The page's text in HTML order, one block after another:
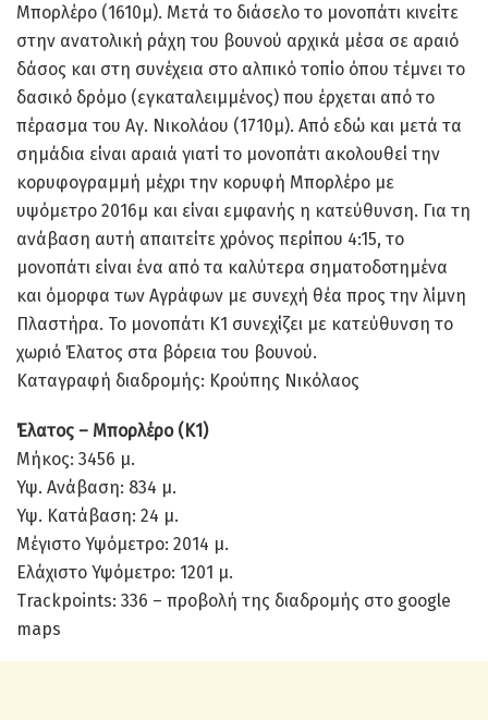
Μπορλέρο (1610μ). Μετά το διάσελο το μονοπάτι κινείτε
στην ανατολική ράχη του βουνού αρχικά μέσα σε αραιό
δάσος και στη συνέχεια στο αλπικό τοπίο όπου τέμνει το
δασικό δρόμο (εγκαταλειμμένος) που έρχεται από το
πέρασμα του Αγ. Νικολάου (1710μ). Από εδώ και μετά τα
σημάδια είναι αραιά γιατί το μονοπάτι ακολουθεί την
κορυφογραμμή μέχρι την κορυφή Μπορλέρο με
υψόμετρο 2016μ και είναι εμφανής η κατεύθυνση. Για τη
ανάβαση αυτή απαιτείτε χρόνος περίπου 4:15, το
μονοπάτι είναι ένα από τα καλύτερα σηματοδοτημένα
και όμορφα των Αγράφων με συνεχή θέα προς την λίμνη
Πλαστήρα. Το μονοπάτι Κ1 συνεχίζει με κατεύθυνση το
χωριό Έλατος στα βόρεια του βουνού.
Καταγραφή διαδρομής: Κρούπης Νικόλαος
Έλατος – Μπορλέρο (Κ1)
Μήκος: 3456 μ.
Υψ. Ανάβαση: 834 μ.
Υψ. Κατάβαση: 24 μ.
Μέγιστο Υψόμετρο: 2014 μ.
Ελάχιστο Υψόμετρο: 1201 μ.
Τrackpoints: 336 – προβολή της διαδρομής στο google
maps